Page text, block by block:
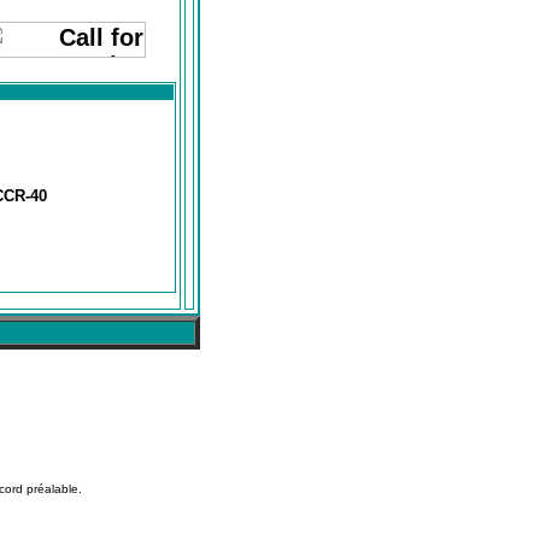
40
préalable.